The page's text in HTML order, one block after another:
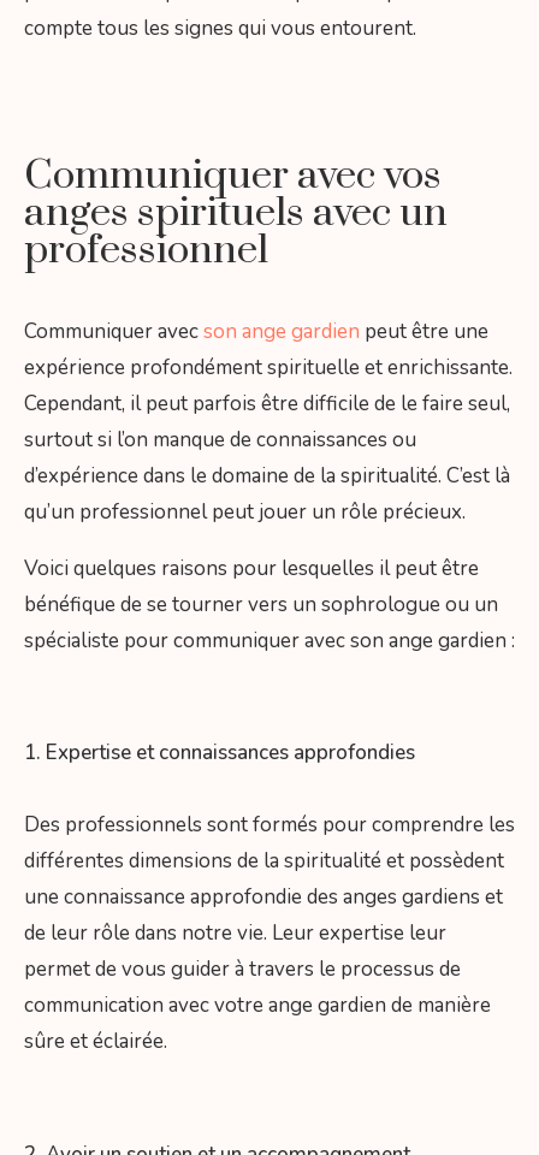
compte tous les signes qui vous entourent.
Communiquer avec vos
anges spirituels avec un
professionnel
Communiquer avecson ange gardien peut être une
expérience profondément spirituelle et enrichissante.
Cependant, il peut parfois être difficile de le faire seul,
surtout si l’on manque de connaissances ou
d’expérience dans le domaine de la spiritualité. C’est là
qu’un professionnel peut jouer un rôle précieux.
Voici quelques raisons pour lesquelles il peut être
bénéfique de se tourner vers un sophrologue ou un
spécialiste pour communiquer avec son ange gardien :
1. Expertise et connaissances approfondies
Des professionnels sont formés pour comprendre les
différentes dimensions de la spiritualité et possèdent
une connaissance approfondie des anges gardiens et
de leur rôle dans notre vie. Leur expertise leur
permet de vous guider à travers le processus de
communication avec votre ange gardien de manière
sûre et éclairée.